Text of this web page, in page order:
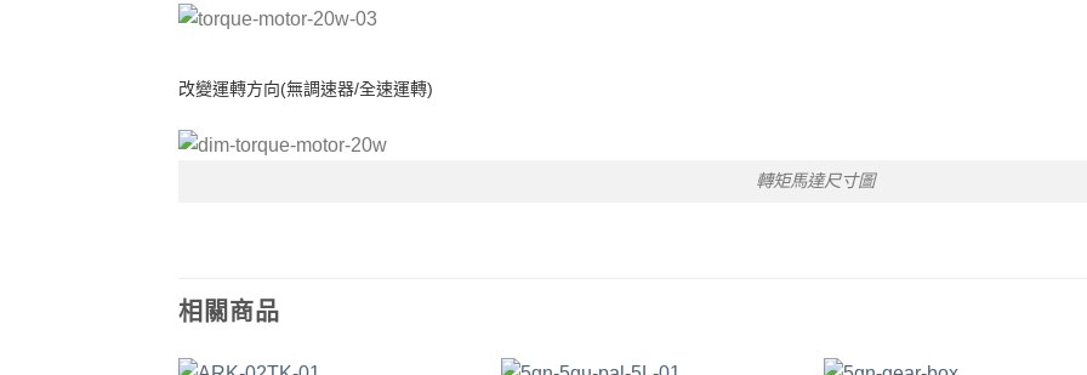
改變運轉方向(無調速器/全速運轉)
轉矩馬達尺寸圖
相關商品